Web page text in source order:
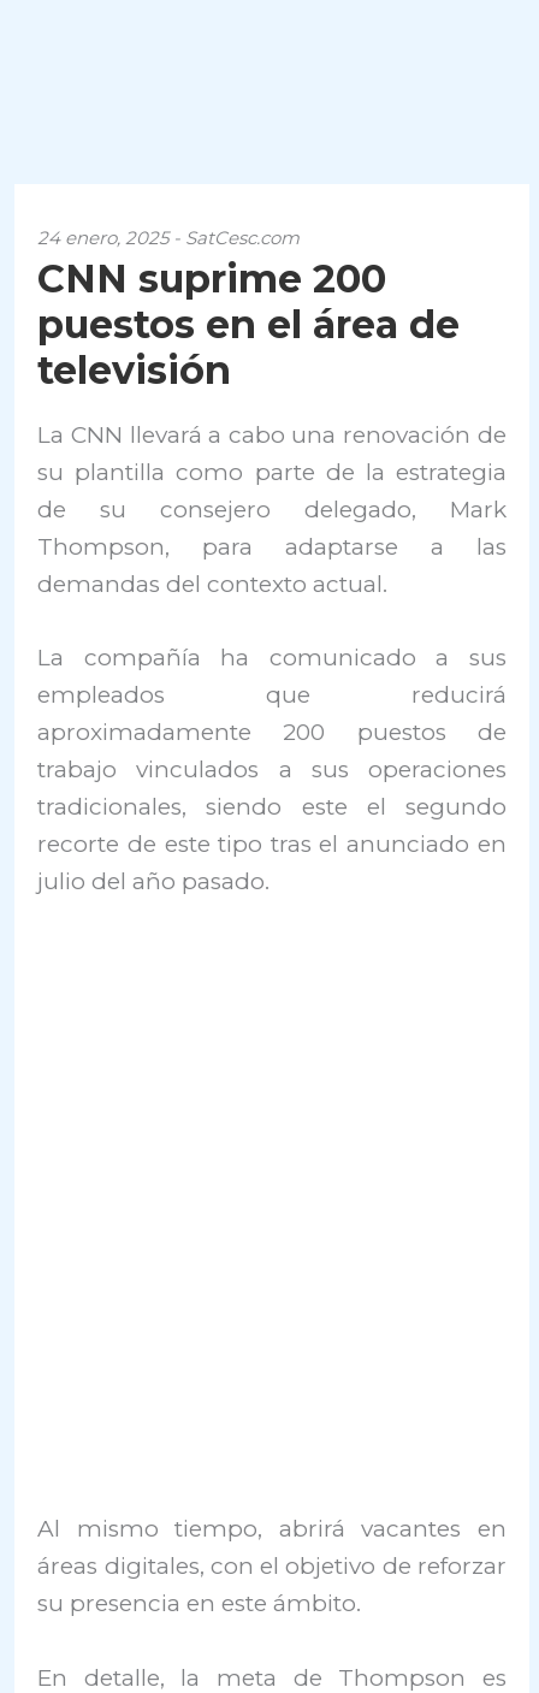
24 enero, 2025 - SatCesc.com
CNN suprime 200
puestos en el área de
televisión
La CNN llevará a cabo una renovación de
su plantilla como parte de la estrategia
de su consejero delegado, Mark
Thompson, para adaptarse a las
demandas del contexto actual.
La compañía ha comunicado a sus
empleados que reducirá
aproximadamente 200 puestos de
trabajo vinculados a sus operaciones
tradicionales, siendo este el segundo
recorte de este tipo tras el anunciado en
julio del año pasado.
Al mismo tiempo, abrirá vacantes en
áreas digitales, con el objetivo de reforzar
su presencia en este ámbito.
En detalle, la meta de Thompson es